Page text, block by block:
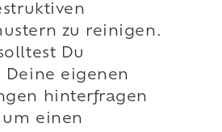
zu reinigen.
Du
Deine eigenen
hinterfragen
einen